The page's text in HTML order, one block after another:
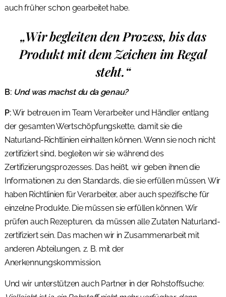
auch früher schon gearbeitet habe.
„Wir begleiten den Prozess, bis das
Produkt mit dem Zeichen im Regal
steht.“
B: Und was machst du da genau?
P:Wir betreuen im Team Verarbeiter und Händler entlang
der gesamten Wertschöpfungskette, damit sie die
Naturland-Richtlinien einhalten können. Wenn sie noch nicht
zertifiziert sind, begleiten wir sie während des
Zertifizierungsprozesses. Das heißt, wir geben ihnen die
Informationen zu den Standards, die sie erfüllen müssen. Wir
haben Richtlinien für Verarbeiter, aber auch spezifische für
einzelne Produkte. Die müssen sie erfüllen können. Wir
prüfen auch Rezepturen, da müssen alle Zutaten Naturland-
zertifiziert sein. Das machen wir in Zusammenarbeit mit
anderen Abteilungen, z. B. mit der
Anerkennungskommission.
Und wir unterstützen auch Partner in der Rohstoffsuche: